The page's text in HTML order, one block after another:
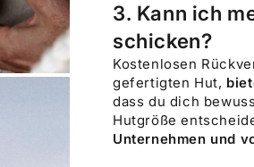
3. Kann ich
schicken?
Kostenlosen
gefertigten Hut,
dass du dich
Hutgröße
Unternehmen und